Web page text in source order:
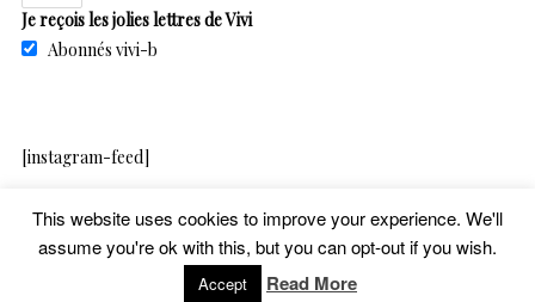
Je reçois les jolies lettres de Vivi
Abonnés vivi-b
[instagram-feed]
copyright – vivib – 2020
This website uses cookies to improve your experience. We'll
assume you're ok with this, but you can opt-out if you wish.
Accept Read More